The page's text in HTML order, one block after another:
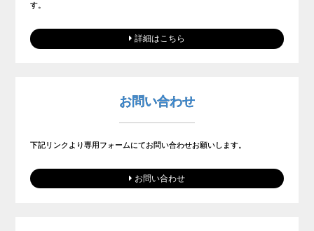
す。
詳細はこちら
お問い合わせ
下記リンクより専用フォームにてお問い合わせお願いします。
お問い合わせ